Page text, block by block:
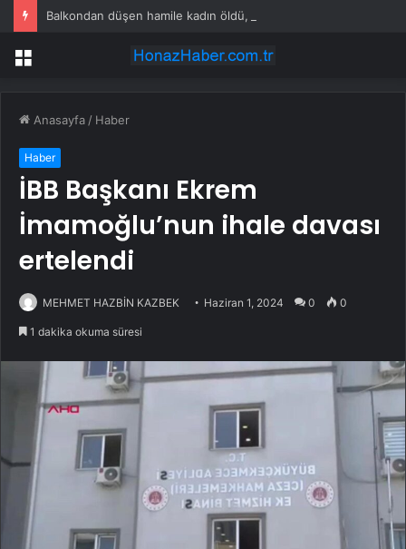
Balkondan düşen hamile kadın öldü, eşi gözaltında
Menü
Anasayfa / Haber
Haber
İBB Başkanı Ekrem
İmamoğlu’nun ihale davası
ertelendi
MEHMET HAZBİN KAZBEK Haziran 1, 2024 0 0
1 dakika okuma süresi